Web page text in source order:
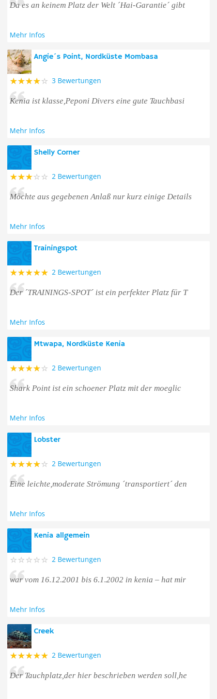
Da es an keinem Platz der Welt ´Hai-Garantie´ gibt
Mehr Infos
Angie´s Point, Nordküste Mombasa
3 Bewertungen
Kenia ist klasse,Peponi Divers eine gute Tauchbasi
Mehr Infos
Shelly Corner
2 Bewertungen
Möchte aus gegebenen Anlaß nur kurz einige Details
Mehr Infos
Trainingspot
2 Bewertungen
Der ´TRAININGS-SPOT´ ist ein perfekter Platz für T
Mehr Infos
Mtwapa, Nordküste Kenia
2 Bewertungen
Shark Point ist ein schoener Platz mit der moeglic
Mehr Infos
Lobster
2 Bewertungen
Eine leichte,moderate Strömung ´transportiert´ den
Mehr Infos
Kenia allgemein
2 Bewertungen
war vom 16.12.2001 bis 6.1.2002 in kenia – hat mir
Mehr Infos
Creek
2 Bewertungen
Der Tauchplatz,der hier beschrieben werden soll,he